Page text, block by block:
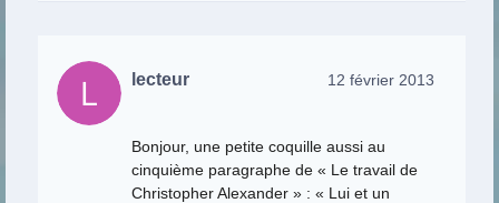
lecteur 12 février 2013
Bonjour, une petite coquille aussi au
cinquième paragraphe de « Le travail de
Christopher Alexander » : « Lui et un